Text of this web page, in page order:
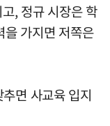
, 정규 시장은 학
가지면 저쪽은
면 사교육 입지